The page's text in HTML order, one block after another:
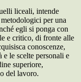
liceali, intende
per una
egli si ponga con
e critico, di fronte alle
conoscenze,
e le scelte personali e
superiore,
del lavoro.